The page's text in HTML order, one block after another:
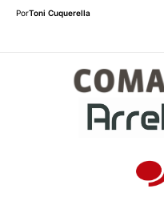
PorToni Cuquerella